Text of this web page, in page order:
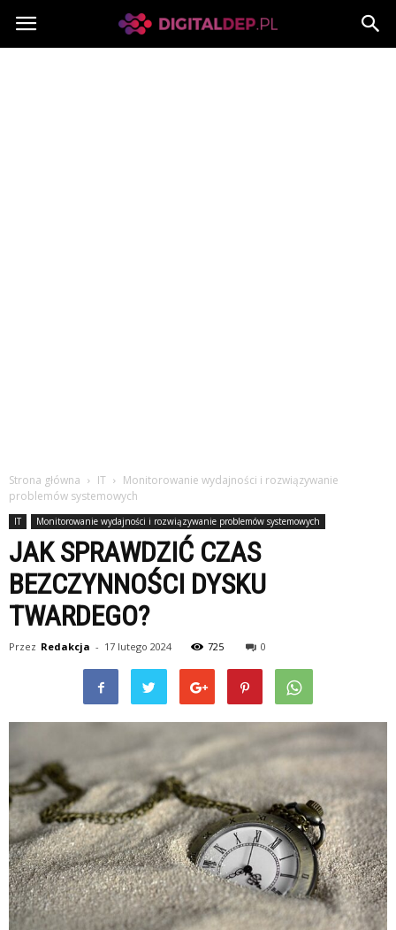
Digitaldep.pl
Strona główna IT
Monitorowanie wydajności i rozwiązywanie
problemów systemowych
IT Monitorowanie wydajności i rozwiązywanie problemów systemowych
JAK SPRAWDZIĆ CZAS
BEZCZYNNOŚCI DYSKU
TWARDEGO?
Przez Redakcja - 17 lutego 2024 725 0